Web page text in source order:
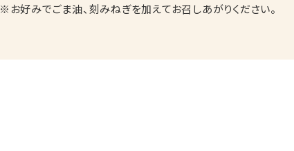
※お好みでごま油、刻みねぎを加えてお召しあがりください。